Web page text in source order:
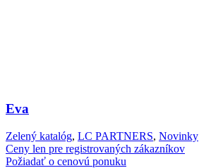
Eva
Zelený katalóg, LC PARTNERS, Novinky
Ceny len pre registrovaných zákazníkov
Požiadať o cenovú ponuku